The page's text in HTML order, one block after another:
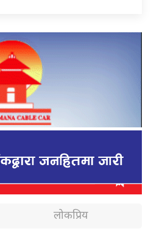
लोकप्रिय